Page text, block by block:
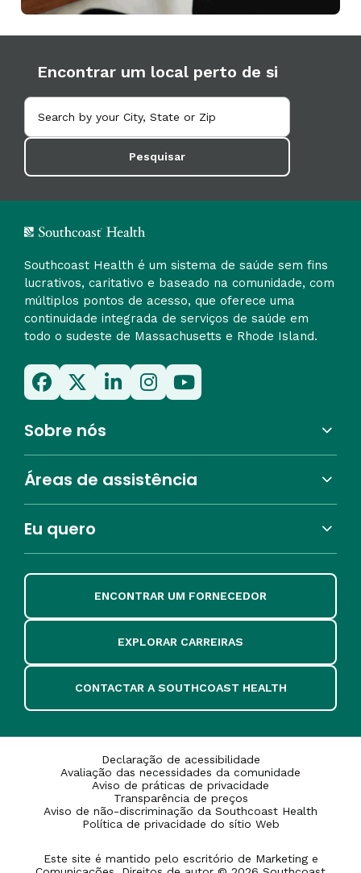
Encontrar um local perto de si
Pesquisar
Southcoast Health é um sistema de saúde sem fins
lucrativos, caritativo e baseado na comunidade, com
múltiplos pontos de acesso, que oferece uma
continuidade integrada de serviços de saúde em
todo o sudeste de Massachusetts e Rhode Island.
Sobre nós
Áreas de assistência
Eu quero
ENCONTRAR UM FORNECEDOR
EXPLORAR CARREIRAS
CONTACTAR A SOUTHCOAST HEALTH
Declaração de acessibilidade
Avaliação das necessidades da comunidade
Aviso de práticas de privacidade
Transparência de preços
Aviso de não-discriminação da Southcoast Health
Política de privacidade do sítio Web
Este site é mantido pelo escritório de Marketing e